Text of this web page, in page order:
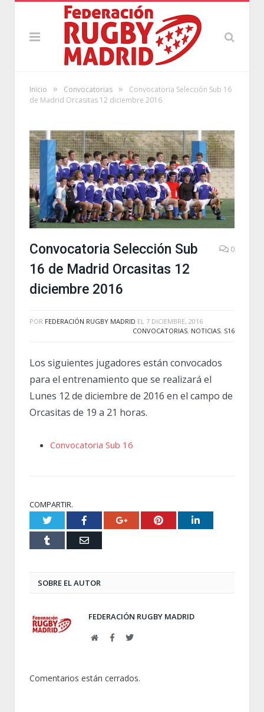
Inicio » Convocatorias »
Convocatoria Selección Sub 16
de Madrid Orcasitas 12 diciembre 2016
Convocatoria Selección Sub
16 de Madrid Orcasitas 12
diciembre 2016
0
POR FEDERACIÓN RUGBY MADRID EL 7 DICIEMBRE, 2016
CONVOCATORIAS, NOTICIAS, S16
Los siguientes jugadores están convocados
para el entrenamiento que se realizará el
Lunes 12 de diciembre de 2016 en el campo de
Orcasitas de 19 a 21 horas.
Convocatoria Sub 16
COMPARTIR.
Twitter Facebook Google+ Pinterest LinkedIn
Email
SOBRE EL AUTOR
FEDERACIÓN RUGBY MADRID
WebFacebookTwitter
Comentarios están cerrados.